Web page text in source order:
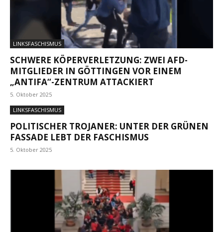
LINKSFASCHISMUS
SCHWERE KÖPERVERLETZUNG: ZWEI AFD-
MITGLIEDER IN GÖTTINGEN VOR EINEM
„ANTIFA“-ZENTRUM ATTACKIERT
5. Oktober 2025
LINKSFASCHISMUS
POLITISCHER TROJANER: UNTER DER GRÜNEN
FASSADE LEBT DER FASCHISMUS
5. Oktober 2025